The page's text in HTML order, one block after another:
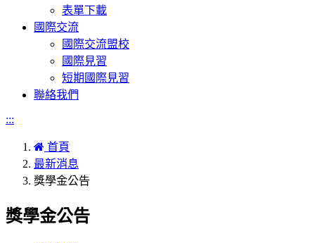
表單下載
國際交流
國際交流盟校
國際見習
短期國際見習
聯絡我們
:::
首頁
最新消息
獎學金公告
獎學金公告